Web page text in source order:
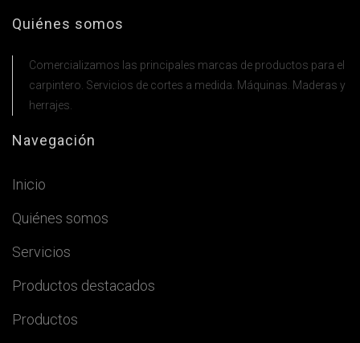
Quiénes somos
Comercializamos las principales marcas de productos para el
carpintero. Servicios de cortes a medida. Máquinas. Maderas y
herrajes.
Navegación
Inicio
Quiénes somos
Servicios
Productos destacados
Productos